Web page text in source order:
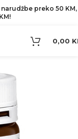
preko 50 KM,
0,00